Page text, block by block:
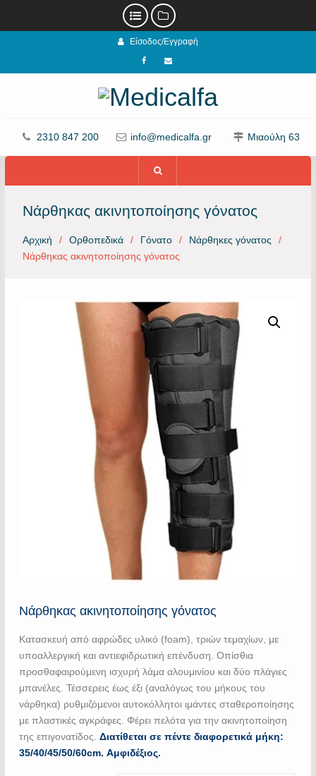
Είσοδος/Εγγραφή
Facebook
email
2310 847 200 info@medicalfa.gr Μιαούλη 63
Νάρθηκας ακινητοποίησης γόνατος
Αρχική Ορθοπεδικά Γόνατο
Νάρθηκες γόνατος
Νάρθηκας ακινητοποίησης γόνατος
Νάρθηκας ακινητοποίησης γόνατος
Κατασκευή από αφρώδες υλικό (foam), τριών τεμαχίων, με
υποαλλεργική και αντιεφιδρωτική επένδυση. Οπίσθια
προσθαφαιρούμενη ισχυρή λάμα αλουμινίου και δύο πλάγιες
μπανέλες. Τέσσερεις έως έξι (αναλόγως του μήκους του
νάρθηκα) ρυθμιζόμενοι αυτοκόλλητοι ιμάντες σταθεροποίησης
με πλαστικές αγκράφες. Φέρει πελότα για την ακινητοποίηση
της επιγονατίδος. Διατίθεται σε πέντε διαφορετικά μήκη:
35/40/45/50/60cm. Αμφιδέξιος.